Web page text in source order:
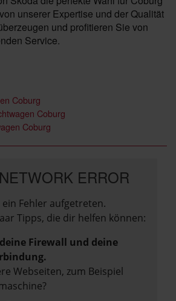
unserer Expertise und der Qualität
und profitieren Sie von
Service.
Coburg
Coburg
Coburg
ERROR
ein Fehler aufgetreten.
Tipps, die dir helfen können:
Firewall und deine
Webseiten, zum Beispiel